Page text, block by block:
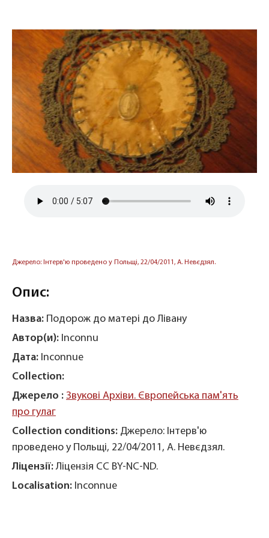
Джерело: Інтерв'ю проведено у Польщі, 22/04/2011, А. Невєдзял.
Опис:
Назва: Подорож до матері до Лівану
Автор(и): Inconnu
Дата: Inconnue
Collection:
Джерело : Звукові Архіви. Європейська пам'ять
про гулаг
Collection conditions: Джерело: Інтерв'ю
проведено у Польщі, 22/04/2011, А. Невєдзял.
Ліцензії: Ліцензія CC BY-NC-ND.
Localisation: Inconnue